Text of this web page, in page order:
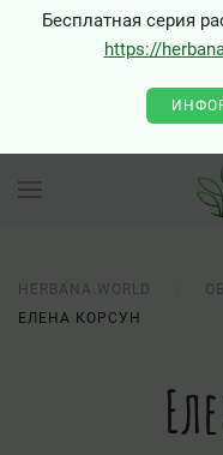
Бесплатная серия
https://
HERBANA.WORLD
ЕЛЕНА КОРСУН